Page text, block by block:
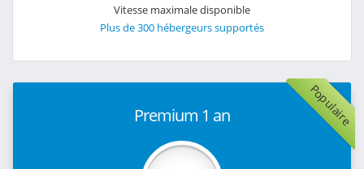
Vitesse maximale disponible
Plus de 300 hébergeurs supportés
Populaire
Premium 1 an